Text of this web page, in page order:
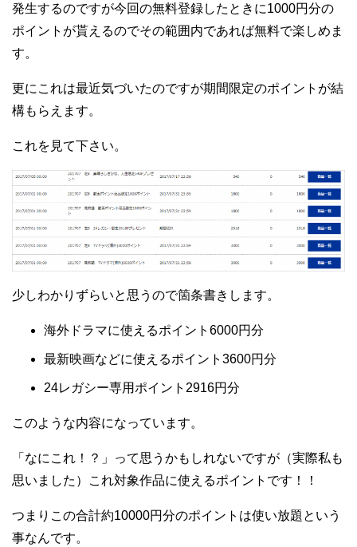
発生するのですが今回の無料登録したときに1000円分の
ポイントが貰えるのでその範囲内であれば無料で楽しめま
す。
更にこれは最近気づいたのですが期間限定のポイントが結
構もらえます。
これを見て下さい。
少しわかりずらいと思うので箇条書きします。
海外ドラマに使えるポイント6000円分
最新映画などに使えるポイント3600円分
24レガシー専用ポイント2916円分
このような内容になっています。
「なにこれ！？」って思うかもしれないですが（実際私も
思いました）これ対象作品に使えるポイントです！！
つまりこの合計約10000円分のポイントは使い放題という
事なんです。